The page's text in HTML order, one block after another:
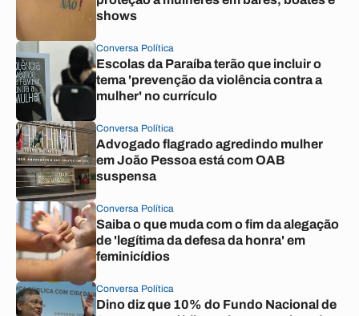
shows
Conversa Política
Escolas da Paraíba terão que incluir o
tema 'prevenção da violência contra a
mulher' no currículo
Conversa Política
Advogado flagrado agredindo mulher
em João Pessoa está com OAB
suspensa
Conversa Política
Saiba o que muda com o fim da alegação
de 'legítima da defesa da honra' em
feminicídios
Conversa Política
Dino diz que 10% do Fundo Nacional de